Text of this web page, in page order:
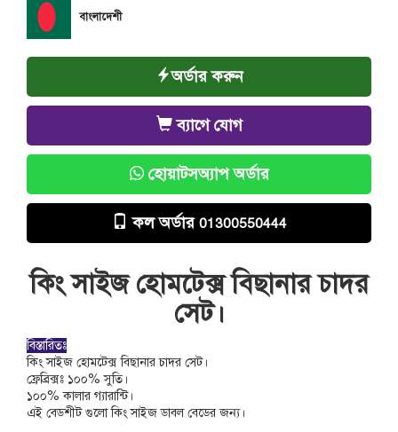
বাংলাদেশী
অর্ডার করুন
ব্যাগে যোগ
হোয়াটসঅ্যাপ অর্ডার
কল অর্ডার 01300550444
কিং সাইজ হোমটেক্স বিছানার চাদর
সেট।
বিস্তারিতঃ
কিং সাইজ হোমটেক্স বিছানার চাদর সেট।
ফ্রেব্রিক্সঃ ১০০% সুতি।
১০০% কালার গ্যারান্টি।
এই বেডশীট গুলো কিং সাইজ ডাবল বেডের জন্য।